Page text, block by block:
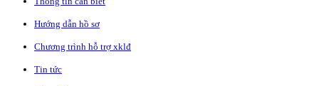
Hướng dẫn hồ sơ
Chương trình hỗ trợ xklđ
Tin tức